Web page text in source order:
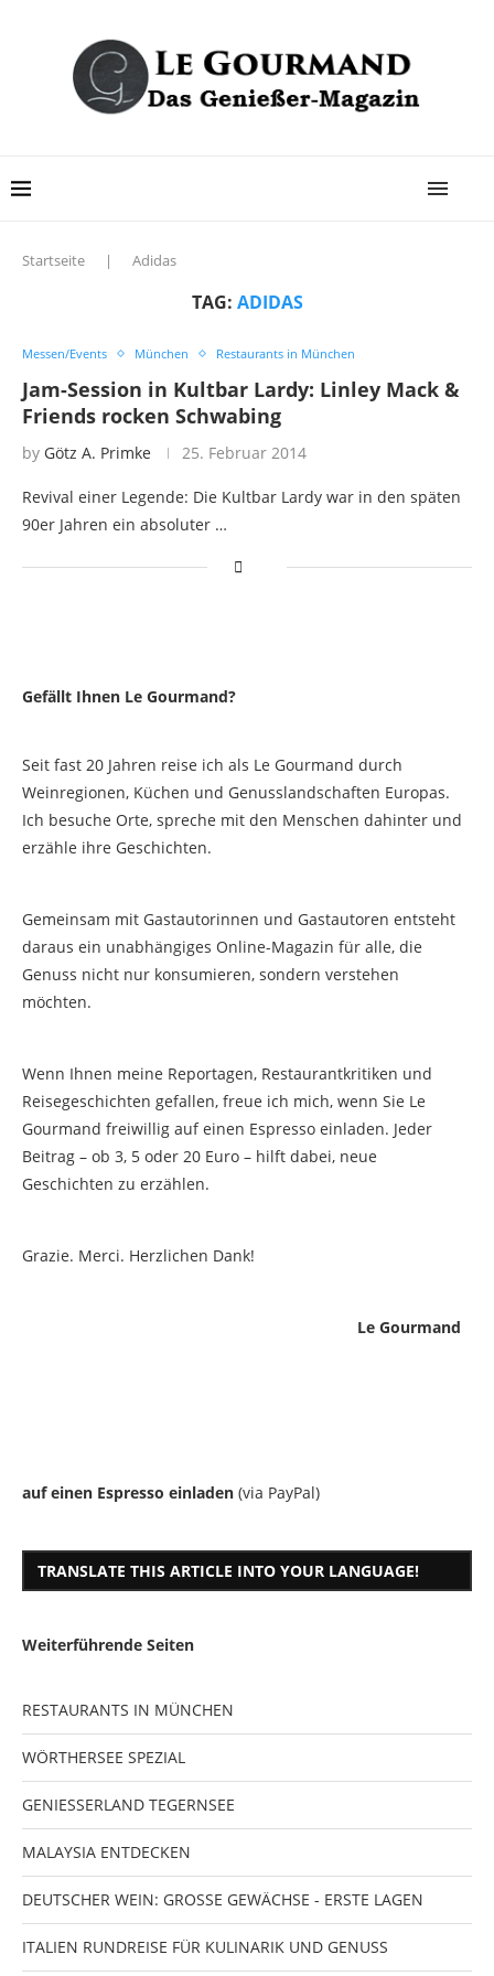
Startseite | Adidas
TAG: ADIDAS
Messen/Events München Restaurants in München
Jam-Session in Kultbar Lardy: Linley Mack &
Friends rocken Schwabing
by Götz A. Primke 25. Februar 2014
Revival einer Legende: Die Kultbar Lardy war in den späten
90er Jahren ein absoluter …
Gefällt Ihnen Le Gourmand?
Seit fast 20 Jahren reise ich als Le Gourmand durch
Weinregionen, Küchen und Genusslandschaften Europas.
Ich besuche Orte, spreche mit den Menschen dahinter und
erzähle ihre Geschichten.
Gemeinsam mit Gastautorinnen und Gastautoren entsteht
daraus ein unabhängiges Online-Magazin für alle, die
Genuss nicht nur konsumieren, sondern verstehen
möchten.
Wenn Ihnen meine Reportagen, Restaurantkritiken und
Reisegeschichten gefallen, freue ich mich, wenn Sie Le
Gourmand freiwillig auf einen Espresso einladen. Jeder
Beitrag – ob 3, 5 oder 20 Euro – hilft dabei, neue
Geschichten zu erzählen.
Grazie. Merci. Herzlichen Dank!
Le Gourmand
auf einen Espresso einladen (via PayPal)
TRANSLATE THIS ARTICLE INTO YOUR LANGUAGE!
Weiterführende Seiten
RESTAURANTS IN MÜNCHEN
WÖRTHERSEE SPEZIAL
GENIESSERLAND TEGERNSEE
MALAYSIA ENTDECKEN
DEUTSCHER WEIN: GROSSE GEWÄCHSE - ERSTE LAGEN
ITALIEN RUNDREISE FÜR KULINARIK UND GENUSS